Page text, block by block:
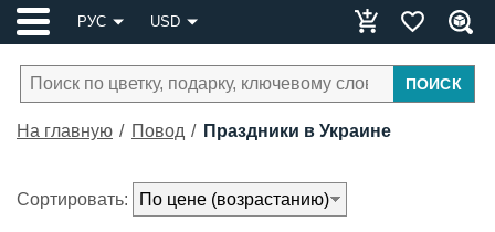
РУС USD
ПОИСК
На главную Повод Праздники в Украине
Сортировать: